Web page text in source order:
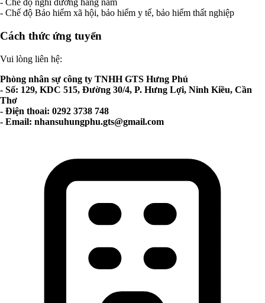
- Chế độ nghĩ dưỡng hàng năm
- Chế độ Bảo hiểm xã hội, bảo hiểm y tế, bảo hiểm thất nghiệp
Cách thức ứng tuyển
Vui lòng liên hệ:
Phòng nhân sự công ty TNHH GTS Hưng Phú
- Số: 129, KDC 515, Đường 30/4, P. Hưng Lợi, Ninh Kiều, Cần
Thơ
- Điện thoai: 0292 3738 748
- Email: nhansuhungphu.gts@gmail.com